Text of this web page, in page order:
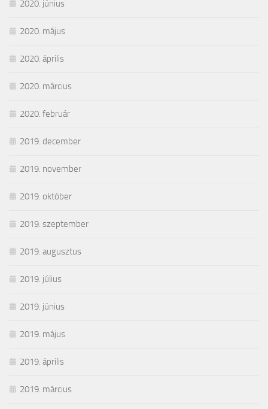
2020. június
2020. május
2020. április
2020. március
2020. február
2019. december
2019. november
2019. október
2019. szeptember
2019. augusztus
2019. július
2019. június
2019. május
2019. április
2019. március